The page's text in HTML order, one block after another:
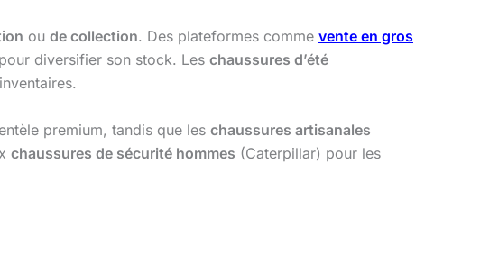
ou de collection. Des plateformes comme vente en gros
diversifier son stock. Les chaussures d’été
premium, tandis que les chaussures artisanales
chaussures de sécurité hommes (Caterpillar) pour les